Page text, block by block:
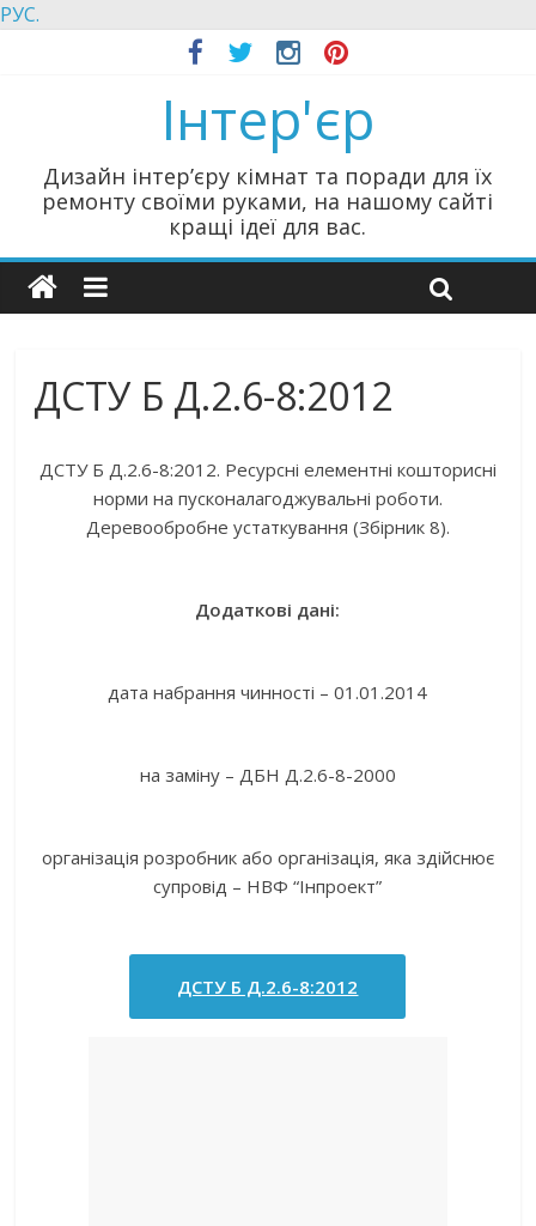
РУС.
Інтер'єр
Дизайн інтер’єру кімнат та поради для їх
ремонту своїми руками, на нашому сайті
кращі ідеї для вас.
ДСТУ Б Д.2.6-8:2012
ДСТУ Б Д.2.6-8:2012. Ресурсні елементні кошторисні
норми на пусконалагоджувальні роботи.
Деревообробне устаткування (Збірник 8).
Додаткові дані:
дата набрання чинності – 01.01.2014
на заміну – ДБН Д.2.6-8-2000
організація розробник або організація, яка здійснює
супровід – НВФ “Інпроект”
ДСТУ Б Д.2.6-8:2012